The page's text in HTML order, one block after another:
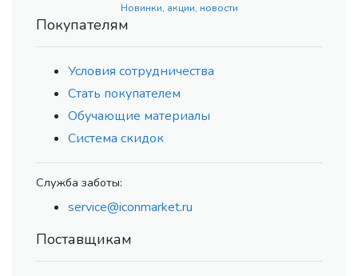
Новинки, акции, новости
Покупателям
Условия сотрудничества
Стать покупателем
Обучающие материалы
Система скидок
Служба заботы:
service@iconmarket.ru
Поставщикам